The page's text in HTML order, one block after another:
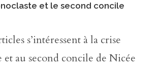
et le second concile
s’intéressent à la crise
et au second concile de Nicée